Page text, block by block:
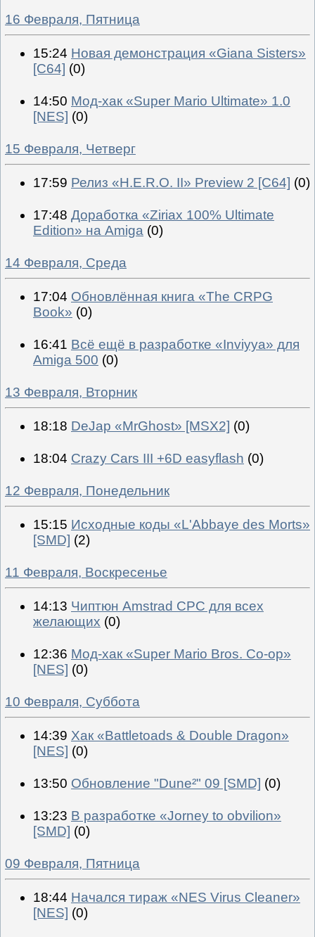
16 Февраля, Пятница
15:24 Новая демонстрация «Giana Sisters»
[C64] (0)
14:50 Мод-хак «Super Mario Ultimate» 1.0
[NES] (0)
15 Февраля, Четверг
17:59 Релиз «H.E.R.O. II» Preview 2 [C64] (0)
17:48 Доработка «Ziriax 100% Ultimate
Edition» на Amiga (0)
14 Февраля, Среда
17:04 Обновлённая книга «The CRPG
Book» (0)
16:41 Всё ещё в разработке «Inviyya» для
Amiga 500 (0)
13 Февраля, Вторник
18:18 DeJap «MrGhost» [MSX2] (0)
18:04 Crazy Cars III +6D easyflash (0)
12 Февраля, Понедельник
15:15 Исходные коды «L'Abbaye des Morts»
[SMD] (2)
11 Февраля, Воскресенье
14:13 Чиптюн Amstrad CPC для всех
желающих (0)
12:36 Мод-хак «Super Mario Bros. Co-op»
[NES] (0)
10 Февраля, Суббота
14:39 Хак «Battletoads & Double Dragon»
[NES] (0)
13:50 Обновление "Dune²" 09 [SMD] (0)
13:23 В разработке «Jorney to obvilion»
[SMD] (0)
09 Февраля, Пятница
18:44 Начался тираж «NES Virus Cleaner»
[NES] (0)